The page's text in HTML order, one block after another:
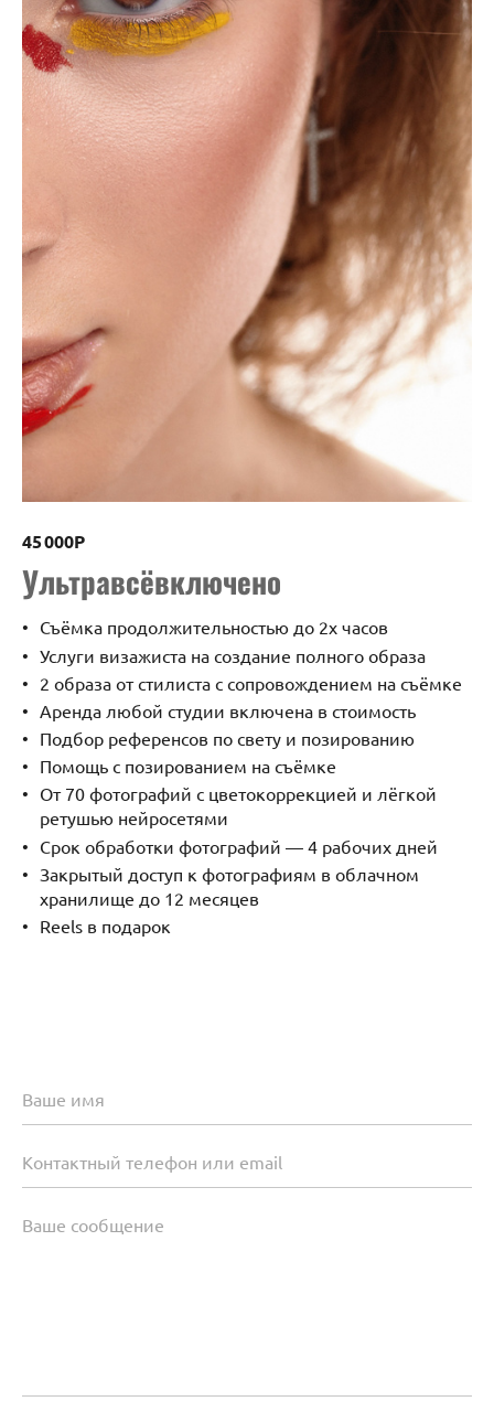
45 000Р
Ультравсёвключено
Съёмка продолжительностью до 2х часов
Услуги визажиста на создание полного образа
2 образа от стилиста с сопровождением на съёмке
Аренда любой студии включена в стоимость
Подбор референсов по свету и позированию
Помощь с позированием на съёмке
От 70 фотографий с цветокоррекцией и лёгкой
ретушью нейросетями
Срок обработки фотографий — 4 рабочих дней
Закрытый доступ к фотографиям в облачном
хранилище до 12 месяцев
Reels в подарок